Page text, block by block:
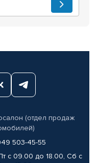
(отдел продаж
503-45-55
с 09.00 до 18.00, Сб с